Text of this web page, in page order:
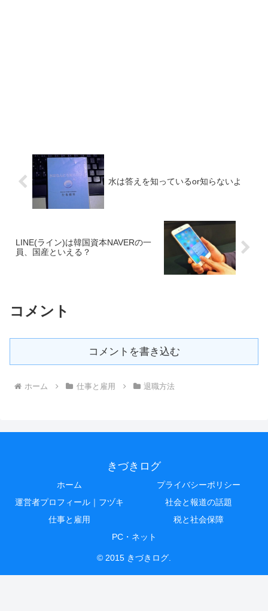
水は答えを知っているor知らないよ
LINE(ライン)は韓国資本NAVERの一
員、国産といえる？
コメント
コメントを書き込む
ホーム 仕事と雇用 退職方法
きづきログ
ホーム
プライバシーポリシー
運営者プロフィール｜フヅキ
社会と報道の話題
仕事と雇用
税と社会保障
PC・ネット
© 2015 きづきログ.